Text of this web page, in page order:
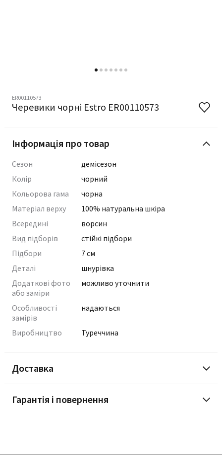
ER00110573
Черевики чорні Estro ER00110573
Інформація про товар
Сезон
демісезон
Колір
чорний
Кольорова гама
чорна
Матеріал верху
100% натуральна шкіра
Всередині
ворсин
Вид підборів
стійкі підбори
Підбори
7 см
Деталі
шнурівка
Додаткові фото
або заміри
можливо уточнити
Особливості
замірів
надаються
Виробництво Туреччина
Доставка
Гарантія і повернення